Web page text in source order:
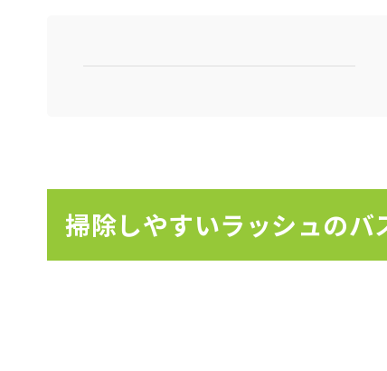
掃除しやすいラッシュのバ